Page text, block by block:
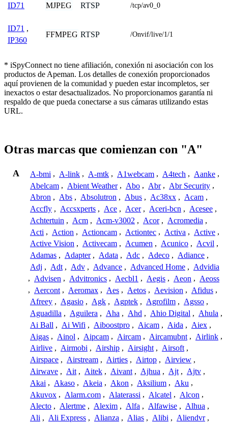
ID71 MJPEG RTSP /tcp/av0_0
ID71 ,
IP360
FFMPEG RTSP /Onvif/live/1/1
* iSpyConnect no tiene afiliación, conexión ni asociación con los
productos de Apeman. Los detalles de conexión proporcionados
aquí provienen de la comunidad y pueden estar incompletos, ser
inexactos o estar desactualizados. No proporcionamos garantía ni
respaldo de que pueda conectarse a sus cámaras utilizando estas
URL.
Otras marcas que comienzan con "A"
A A-bmi , A-link , A-mtk , A1webcam , A4tech , Aanke ,
Abelcam , Abient Weather , Abo , Abr , Abr Security ,
Abron , Abs , Absolutron , Abus , Ac38xx , Acam ,
Accfly , Accsxperts , Ace , Acer , Aceri-bcn , Acesee ,
Achtertuin , Acm , Acm-v3002 , Acor , Acromedia ,
Acti , Action , Actioncam , Actiontec , Activa , Active ,
Active Vision , Activecam , Acumen , Acunico , Acvil ,
Adamas , Adapter , Adata , Adc , Adeco , Adiance ,
Adj , Adt , Adv , Advance , Advanced Home , Advidia
, Advisen , Advitronics , Aecbl1 , Aegis , Aeon , Aeoss
, Aercont , Aeromax , Aes , Aetos , Aevision , Afidus ,
Afreey , Agasio , Agk , Agptek , Agrofilm , Agsso ,
Aguadilla , Aguilera , Aha , Ahd , Ahio Digital , Ahula ,
Ai Ball , Ai Wifi , Aiboostpro , Aicam , Aida , Aiex ,
Aigas , Ainol , Aipcam , Aircam , Aircamubnt , Airlink ,
Airlive , Airmobi , Airship , Airsight , Airsoft ,
Airspace , Airstream , Airties , Airtop , Airview ,
Airwave , Ait , Aitek , Aivant , Ajhua , Ajt , Ajtv ,
Akai , Akaso , Akeia , Akon , Aksilium , Aku ,
Akuvox , Alarm.com , Alaterassi , Alcatel , Alcon ,
Alecto , Alertme , Alexim , Alfa , Alfawise , Alhua ,
Ali , Ali Express , Alianza , Alias , Alibi , Aliendvr ,